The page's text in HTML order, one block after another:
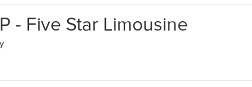
- Five Star Limousine